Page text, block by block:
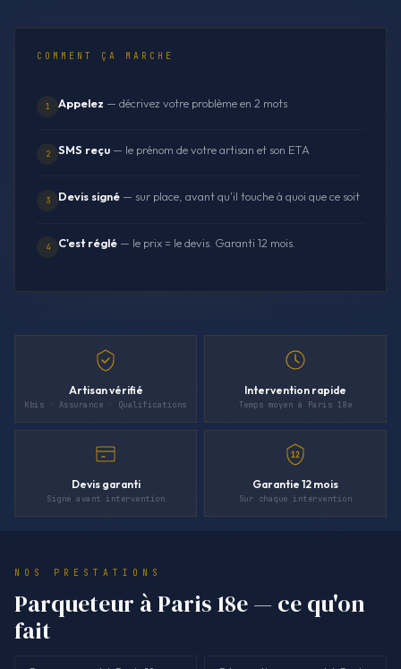
COMMENT ÇA MARCHE
1 Appelez — décrivez votre problème en 2 mots
2 SMS reçu — le prénom de votre artisan et son ETA
3 Devis signé — sur place, avant qu'il touche à quoi que ce soit
4 C'est réglé — le prix = le devis. Garanti 12 mois.
Artisan vérifié
Kbis · Assurance · Qualifications
Intervention rapide
Temps moyen à Paris 18e
Devis garanti
Signé avant intervention
12
Garantie 12 mois
Sur chaque intervention
NOS PRESTATIONS
Parqueteur à Paris 18e — ce qu'on
fait